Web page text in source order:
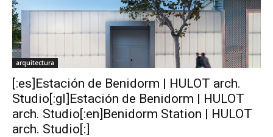
arquitectura
[:es]Estación de Benidorm | HULOT arch.
Studio[:gl]Estación de Benidorm | HULOT
arch. Studio[:en]Benidorm Station | HULOT
arch. Studio[:]